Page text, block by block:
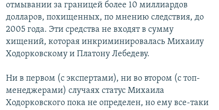
отмывании за границей более 10 миллиардов
долларов, похищенных, по мнению следствия, до
2005 года. Эти средства не входят в сумму
хищений, которая инкриминировалась Михаилу
Ходорковскому и Платону Лебедеву.
Ни в первом (с экспертами), ни во втором (с топ-
менеджерами) случаях статус Михаила
Ходорковского пока не определен, но ему все-таки